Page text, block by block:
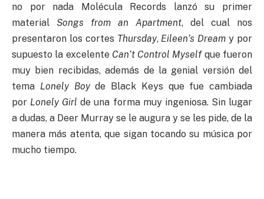
no por nada Molécula Records lanzó su primer
material Songs from an Apartment, del cual nos
presentaron los cortes Thursday, Eileen’s Dream y por
supuesto la excelente Can’t Control Myself que fueron
muy bien recibidas, además de la genial versión del
tema Lonely Boyde Black Keys que fue cambiada
por Lonely Girlde una forma muy ingeniosa. Sin lugar
a dudas, a Deer Murray se le augura y se les pide, de la
manera más atenta, que sigan tocando su música por
mucho tiempo.